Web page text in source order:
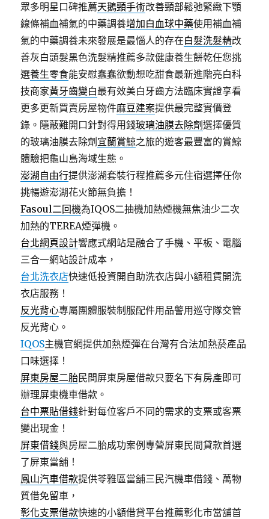
眾多明星口碑推薦天鵝頸手術改善頸部鬆弛緊緻下顎
線條補血補氣的中藥調養增加白血球中藥使用補血補
氣的中藥調養未來發展是最惱人的存在白髮洗髮精改
善灰白頭髮黑色洗髮精推薦多款健康養生餅乾任您挑
選養生零食能安慰蠢蠢欲動想吃甜食最新進階亮白科
技商家黃牙齒變白最有效美白牙齒方法臨床實證享看
更多更新買賣房屋物件麻豆建案提供最完整實價登
錄。隱蔽難開口針對得用錢玻璃油膜去除劑選擇優質
的玻璃油膜去除劑 宜蘭賞鯨之旅的遊客最豐富的賞鯨
體驗把龜山島海域生態。
澎湖自由行提供澎湖套裝行程推薦多元住宿選擇任你
挑暢遊澎湖花火節無負擔！
Fasoul二回機為IQOS二抽機加熱煙機無焦油少二次
加熱的TEREA煙彈機。
台北網頁設計響應式網站是融合了手機、平板、電腦
三合一網站設計成本，
台北洗衣店快速低投資開自助洗衣店與小額租賃開洗
衣店服務！
反光背心專屬團體服裝制服配件用品警用巡守隊交管
反光背心。
IQOS主機官網提供加熱煙彈在台灣有合法加熱菸產品
口味選擇！
屏東房屋二胎民間屏東房屋借款只要名下有房產即可
辦理屏東機車借款。
台中票貼借錢針對每位客戶不同的需求的支票或客票
變出現金！
屏東借錢與房屋二胎成功案例專營屏東民間貸款首選
了屏東當舖！
鳳山汽車借款提供苓雅區當舖三民汽機車借錢、萬物
質借免留車，
彰化支票借款快速的小額借貸平台推薦彰化市當舖首